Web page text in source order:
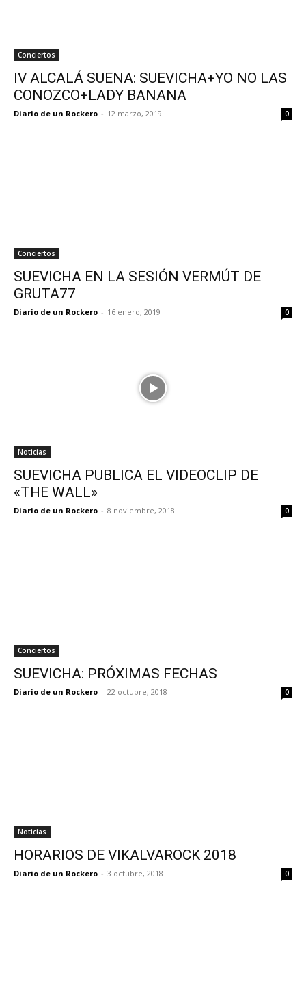
Conciertos
IV ALCALÁ SUENA: SUEVICHA+YO NO LAS
CONOZCO+LADY BANANA
Diario de un Rockero - 12 marzo, 2019 0
Conciertos
SUEVICHA EN LA SESIÓN VERMÚT DE
GRUTA77
Diario de un Rockero - 16 enero, 2019 0
Noticias
SUEVICHA PUBLICA EL VIDEOCLIP DE
«THE WALL»
Diario de un Rockero - 8 noviembre, 2018 0
Conciertos
SUEVICHA: PRÓXIMAS FECHAS
Diario de un Rockero - 22 octubre, 2018 0
Noticias
HORARIOS DE VIKALVAROCK 2018
Diario de un Rockero - 3 octubre, 2018 0